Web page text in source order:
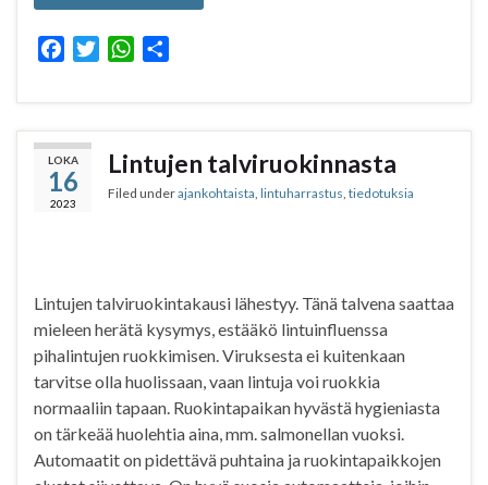
c
e
b
o
o
i
t
W
a
t
A
a
r
e
LOKA
16
2023
Lintujen talviruokinnasta
Filed underajankohtaista, lintuharrastus, tiedotuksia
Lintujen talviruokintakausi lähestyy. Tänä talvena saattaa
mieleen herätä kysymys, estääkö lintuinfluenssa
pihalintujen ruokkimisen. Viruksesta ei kuitenkaan
tarvitse olla huolissaan, vaan lintuja voi ruokkia
normaaliin tapaan. Ruokintapaikan hyvästä hygieniasta
on tärkeää huolehtia aina, mm. salmonellan vuoksi.
Automaatit on pidettävä puhtaina ja ruokintapaikkojen